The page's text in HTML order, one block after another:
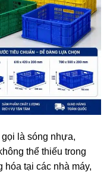
gọi là sóng nhựa,
thể thiếu trong
hóa tại các nhà máy,